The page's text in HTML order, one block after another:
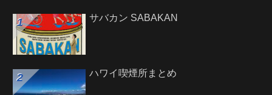
サバカン SABAKAN
ハワイ喫煙所まとめ